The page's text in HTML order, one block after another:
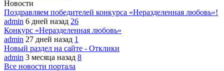
Новости
Поздравляем победителей конкурса «Неразделенная любовь»!
admin 6 дней назад 26
Конкурс «Неразделенная любовь»
admin 27 дней назад 1
Новый раздел на сайте - Отклики
admin 3 месяца назад 8
Все новости портала